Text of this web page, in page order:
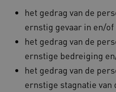
het gedrag van de
ernstig gevaar in en/of
het gedrag van de
ernstige bedreiging
het gedrag van de
ernstige stagnatie van
AWSALBCORS